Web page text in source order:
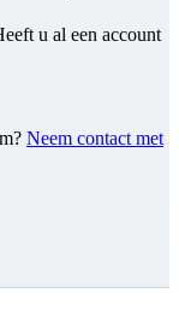
u al een account
Neem contact met